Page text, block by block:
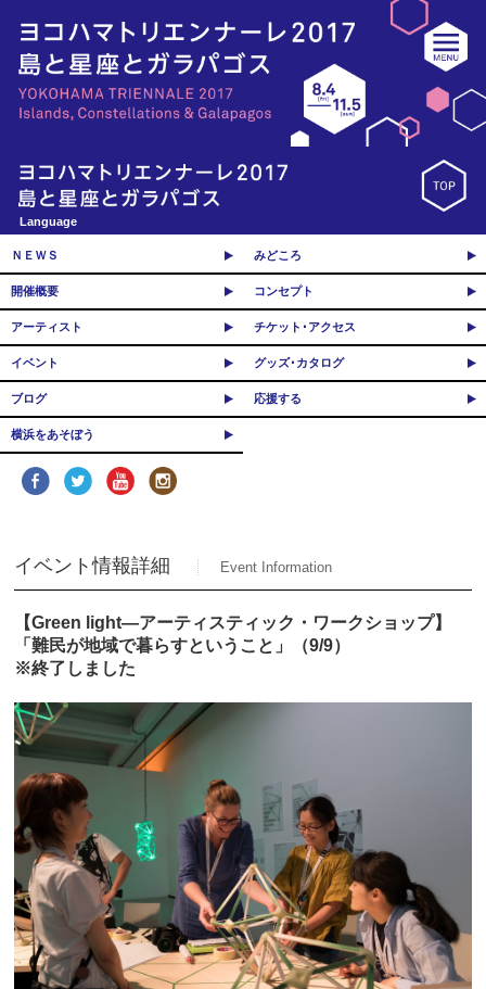
Language
ＮＥＷＳ みどころ
開催概要 コンセプト
アーティスト チケット･アクセス
イベント グッズ･カタログ
ブログ 応援する
横浜をあそぼう
イベント情報詳細 Event Information
【Green light―アーティスティック・ワークショップ】
「難民が地域で暮らすということ」（9/9）
※終了しました